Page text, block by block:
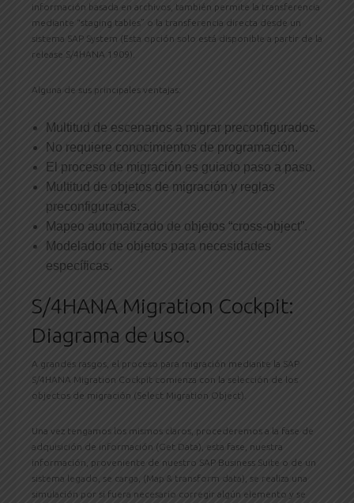
información basada en archivos, también permite la transferencia
mediante “staging tables” o la transferencia directa desde un
sistema SAP System (Esta opción solo está disponible a partir de la
release S/4HANA 1909).
Alguna de sus principales ventajas:
Multitud de escenarios a migrar preconfigurados.
No requiere conocimientos de programación.
El proceso de migración es guiado paso a paso.
Multitud de objetos de migración y reglas
preconfiguradas.
Mapeo automatizado de objetos “cross-object”.
Modelador de objetos para necesidades
específicas.
S/4HANA Migration Cockpit:
Diagrama de uso.
A grandes rasgos, el proceso para migración mediante la SAP
S/4HANA Migration Cockpit comienza con la selección de los
objectos de migración (Select Migration Object).
Una vez tengamos los mismos claros, procederemos a la fase de
adquisición de información (Get Data), esta fase, nuestra
información, proveniente de nuestro SAP Business Suite o de un
sistema legado, se carga, (Map & transform data), se realiza una
simulación por si fuera necesario corregir algún elemento y se